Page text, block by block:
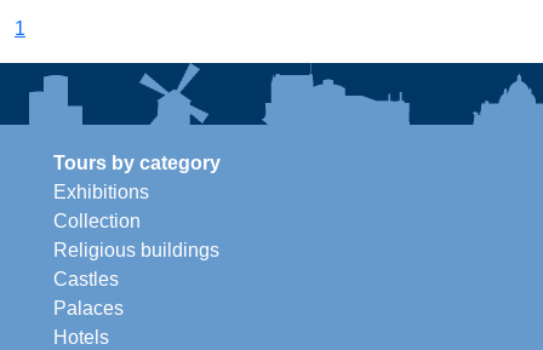
1
Tours by category
Exhibitions
Collection
Religious buildings
Castles
Palaces
Hotels